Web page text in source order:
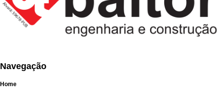
Navegação
Home